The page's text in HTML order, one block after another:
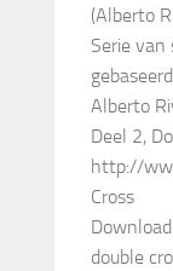
(Alberto
Serie van
Alberto
Deel 2,
http://
Cross
double